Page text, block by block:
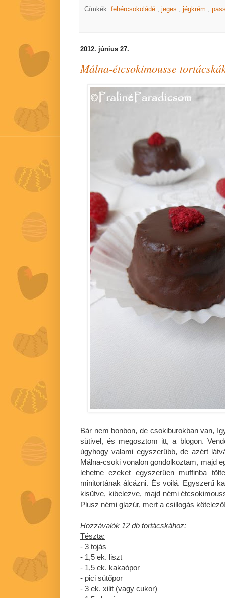
Címkék: fehércsokoládé , jeges , jégkrém ,
2012. június 27.
Málna-étcsokimousse
Bár nem bonbon, de csokiburokban van,
sütivel, és megosztom itt, a blogon.
úgyhogy valami egyszerűbb, de azért
Málna-csoki vonalon gondolkoztam, majd
lehetne ezeket egyszerűen muffinba
minitortának álcázni. És voilá. Egyszerű
kisütve, kibelezve, majd némi
Plusz némi glazúr, mert a csillogás
Hozzávalók 12 db tortácskához:
Tészta:
- 3 tojás
- 1,5 ek. liszt
- 1,5 ek. kakaópor
- pici sütőpor
- 3 ek. xilit (vagy cukor)